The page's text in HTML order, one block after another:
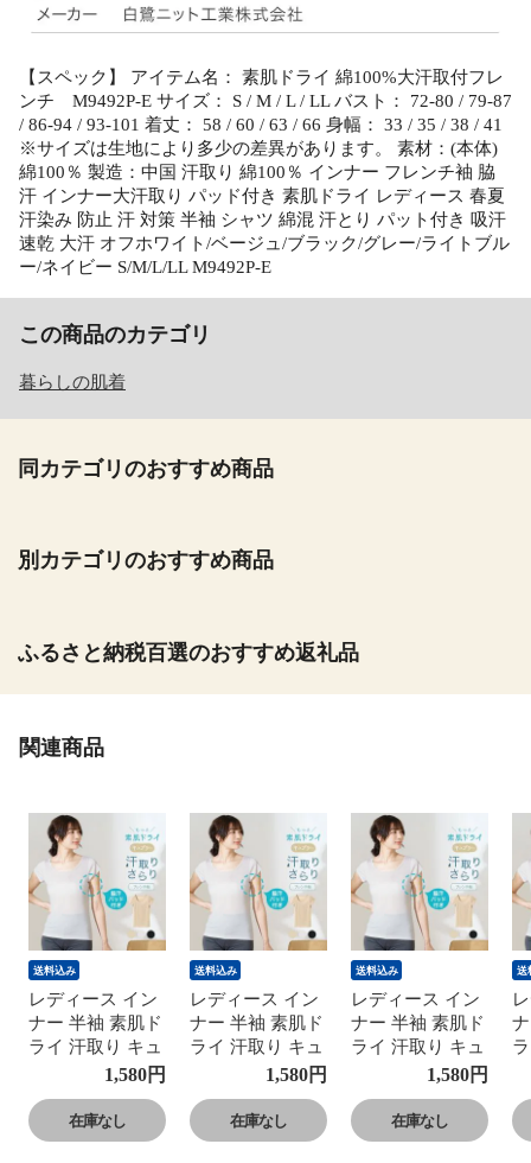
【スペック】 アイテム名： 素肌ドライ 綿100%大汗取付フレ
ンチ M9492P-E サイズ： S / M / L / LL バスト： 72-80 / 79-87
/ 86-94 / 93-101 着丈： 58 / 60 / 63 / 66 身幅： 33 / 35 / 38 / 41
※サイズは生地により多少の差異があります。 素材：(本体)
綿100％ 製造：中国 汗取り 綿100％ インナー フレンチ袖 脇
汗 インナー大汗取り パッド付き 素肌ドライ レディース 春夏
汗染み 防止 汗 対策 半袖 シャツ 綿混 汗とり パット付き 吸汗
速乾 大汗 オフホワイト/ベージュ/ブラック/グレー/ライトブル
ー/ネイビー S/M/L/LL M9492P-E
この商品のカテゴリ
暮らしの肌着
同カテゴリのおすすめ商品
別カテゴリのおすすめ商品
ふるさと納税百選のおすすめ返礼品
関連商品
送料込み
レディース イン
ナー 半袖 素肌ド
ライ 汗取り キュ
プラ入り フレン
チ袖 セットでお
得!! 脇汗 汗取り
パッド付き 春夏
1,580円
在庫なし
送料込み
レディース イン
ナー 半袖 素肌ド
ライ 汗取り キュ
プラ入り フレン
チ袖 セットでお
得!! 脇汗 汗取り
パッド付き 春夏
1,580円
在庫なし
送料込み
レディース イン
ナー 半袖 素肌ド
ライ 汗取り キュ
プラ入り フレン
チ袖 セットでお
得!! 脇汗 汗取り
パッド付き 春夏
1,580円
在庫なし
送